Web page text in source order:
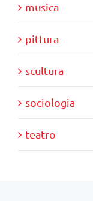
musica
pittura
scultura
sociologia
teatro